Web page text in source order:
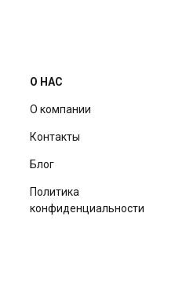
О НАС
О компании
Контакты
Блог
Политика
конфиденциальности